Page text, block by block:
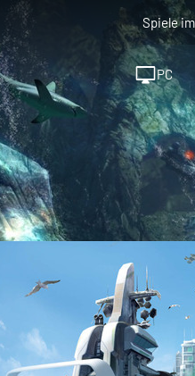
Spiele
PC